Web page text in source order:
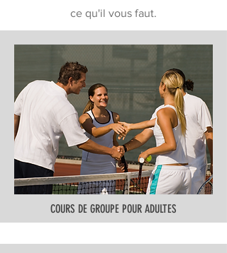
ce qu'il vous faut.
COURS DE GROUPE POUR ADULTES